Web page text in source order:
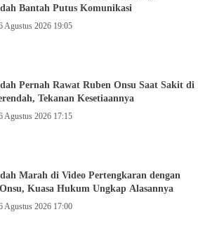
Bantah Putus Komunikasi
Agustus 2026 19:05
Pernah Rawat Ruben Onsu Saat Sakit di
Tekanan Kesetiaannya
Agustus 2026 17:15
Marah di Video Pertengkaran dengan
Kuasa Hukum Ungkap Alasannya
Agustus 2026 17:00